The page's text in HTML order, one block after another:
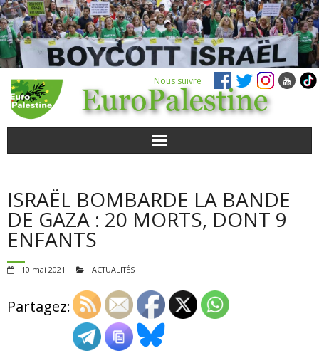
Nous suivre
POUR AGIR
AGENDA
QUI SOMMES-NOUS ?
ADHÉSIONS, DONS, CONTACT
ISRAËL BOMBARDE LA BANDE
DE GAZA : 20 MORTS, DONT 9
ENFANTS
10 mai 2021 ACTUALITÉS
Partagez: